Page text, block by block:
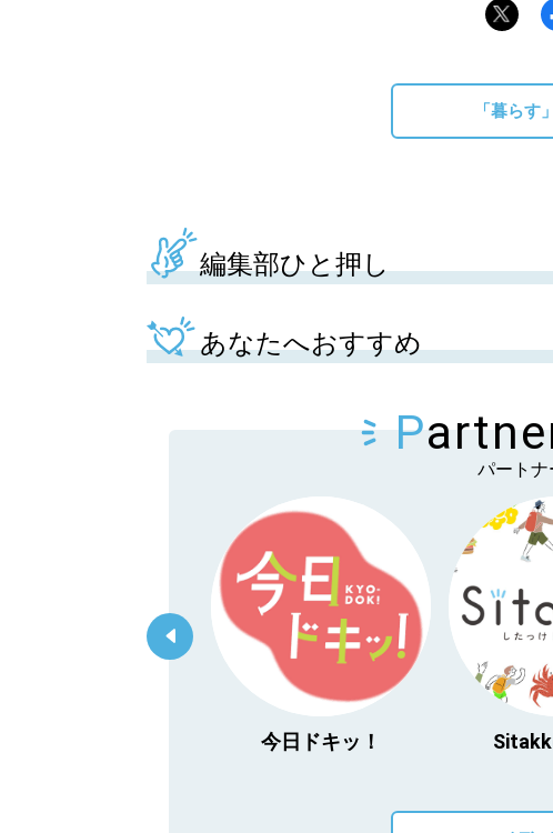
「暮らす
編集部ひと押し
あなたへおすすめ
P
パートナ
今日ドキッ！